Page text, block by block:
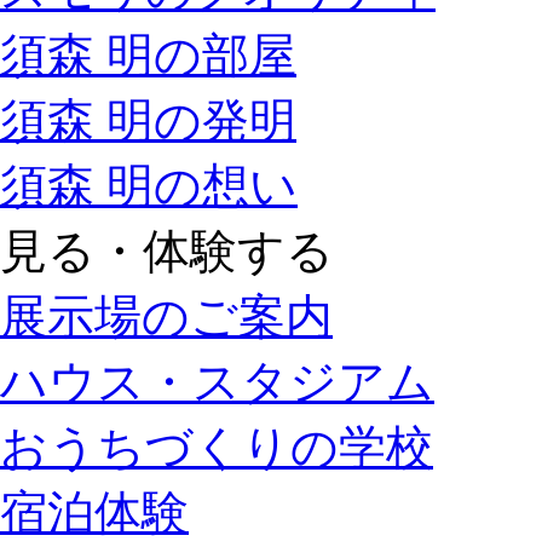
須森 明の部屋
須森 明の発明
須森 明の想い
見る・体験する
展示場のご案内
ハウス・スタジアム
おうちづくりの学校
宿泊体験